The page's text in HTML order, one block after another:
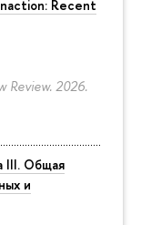
Recent
Review. 2026.
III. Общая
и